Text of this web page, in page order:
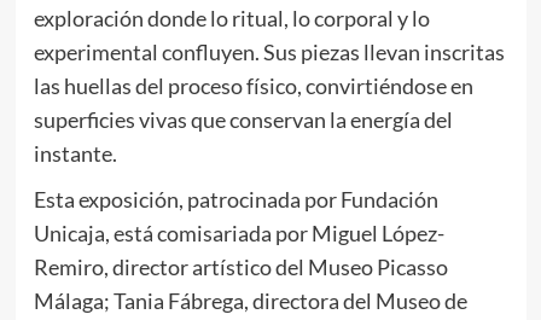
exploración donde lo ritual, lo corporal y lo
experimental confluyen. Sus piezas llevan inscritas
las huellas del proceso físico, convirtiéndose en
superficies vivas que conservan la energía del
instante.
Esta exposición, patrocinada por Fundación
Unicaja, está comisariada por Miguel López-
Remiro, director artístico del Museo Picasso
Málaga; Tania Fábrega, directora del Museo de